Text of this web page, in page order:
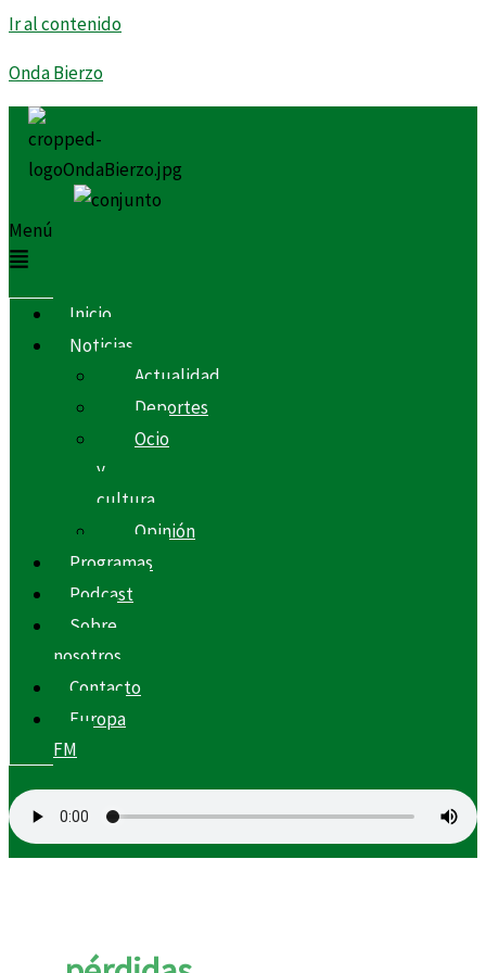
Ir al contenido
Onda Bierzo
Menú
Inicio
Noticias
Actualidad
Deportes
Ocio
y
cultura
Opinión
Programas
Podcast
Sobre
nosotros
Contacto
Europa
FM